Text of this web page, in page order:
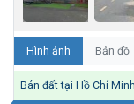
Hình ảnh Bản đồ
Bán đất tại Hồ Chí Minh